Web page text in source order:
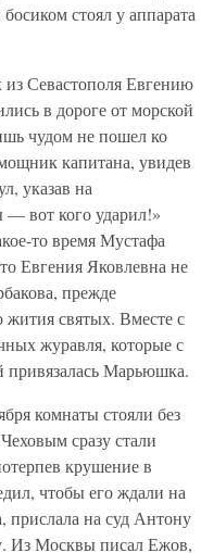
стоял у аппарата
Севастополя Евгению
в дороге от морской
чудом не пошел ко
капитана, увидев
указав на
— вот кого ударил!»
то время Мустафа
Евгения Яковлевна не
прежде
жития святых. Вместе с
журавля, которые с
привязалась Марьюшка.
комнаты стояли без
сразу стали
крушение в
чтобы его ждали на
прислала на суд Антону
Из Москвы писал Ежов,